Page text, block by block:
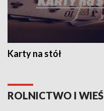
Karty na stół
ROLNICTWO I WIEŚ